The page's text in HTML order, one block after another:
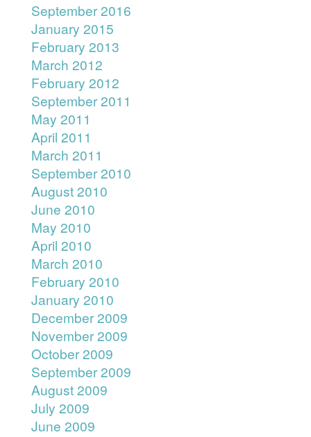
September 2016
January 2015
February 2013
March 2012
February 2012
September 2011
May 2011
April 2011
March 2011
September 2010
August 2010
June 2010
May 2010
April 2010
March 2010
February 2010
January 2010
December 2009
November 2009
October 2009
September 2009
August 2009
July 2009
June 2009